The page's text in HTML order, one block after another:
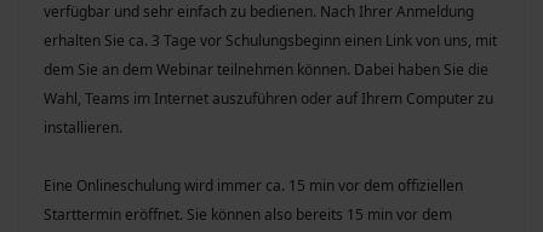
verfügbar und sehr einfach zu bedienen. Nach Ihrer Anmeldung
erhalten Sie ca. 3 Tage vor Schulungsbeginn einen Link von uns, mit
dem Sie an dem Webinar teilnehmen können. Dabei haben Sie die
Wahl, Teams im Internet auszuführen oder auf Ihrem Computer zu
installieren.
Eine Onlineschulung wird immer ca. 15 min vor dem offiziellen
Starttermin eröffnet. Sie können also bereits 15 min vor dem